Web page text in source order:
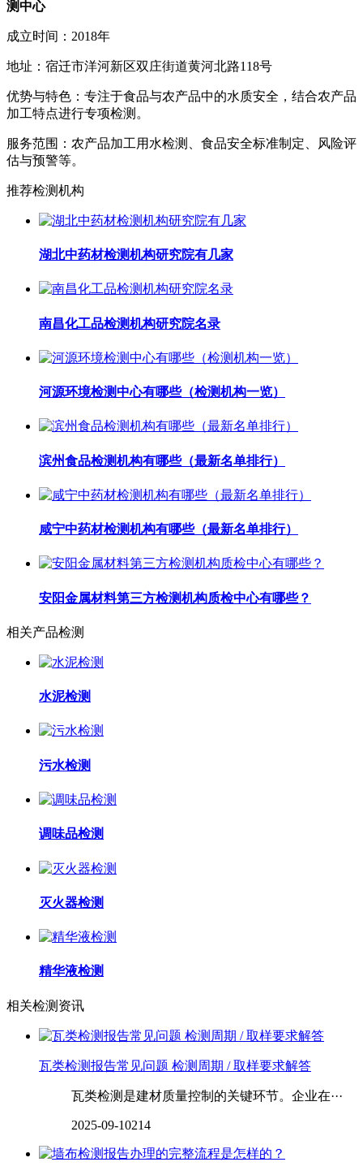
测中心
成立时间：2018年
地址：宿迁市洋河新区双庄街道黄河北路118号
优势与特色：专注于食品与农产品中的水质安全，结合农产品
加工特点进行专项检测。
服务范围：农产品加工用水检测、食品安全标准制定、风险评
估与预警等。
推荐检测机构
湖北中药材检测机构研究院有几家
南昌化工品检测机构研究院名录
河源环境检测中心有哪些（检测机构一览）
滨州食品检测机构有哪些（最新名单排行）
咸宁中药材检测机构有哪些（最新名单排行）
安阳金属材料第三方检测机构质检中心有哪些？
相关产品检测
水泥检测
污水检测
调味品检测
灭火器检测
精华液检测
相关检测资讯
瓦类检测报告常见问题 检测周期 / 取样要求解答
瓦类检测是建材质量控制的关键环节。企业在···
2025-09-10214